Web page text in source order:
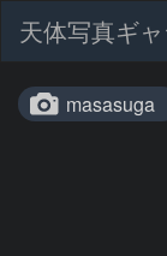
天体写真ギ
masasuga